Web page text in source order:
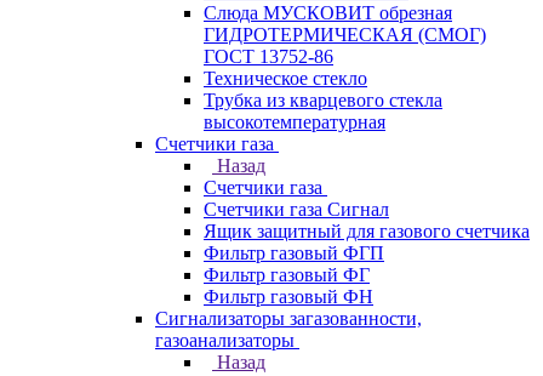
Слюда МУСКОВИТ обрезная
ГИДРОТЕРМИЧЕСКАЯ (СМОГ)
ГОСТ 13752-86
Техническое стекло
Трубка из кварцевого стекла
высокотемпературная
Счетчики газа
Назад
Счетчики газа
Счетчики газа Сигнал
Ящик защитный для газового счетчика
Фильтр газовый ФГП
Фильтр газовый ФГ
Фильтр газовый ФН
Сигнализаторы загазованности,
газоанализаторы
Назад